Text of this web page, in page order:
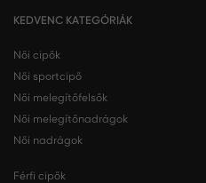
KEDVENC KATEGÓRIÁK
Női cipők
Női sportcipő
Női melegítőfelsők
Női melegítőnadrágok
Női nadrágok
Férfi cipők